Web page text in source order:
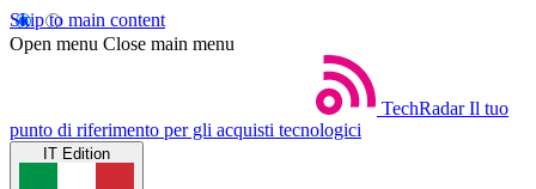
Skip to main content
Open menu Close main menu
TechRadar Il tuo
punto di riferimento per gli acquisti tecnologici
IT Edition